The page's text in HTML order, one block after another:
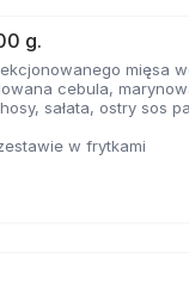
g.
mięsa
cebula,
sałata, ostry sos
w frytkami